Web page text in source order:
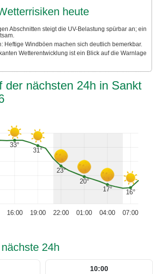
heute
Abschnitten steigt die UV-Belastung spürbar an; ein
Heftige Windböen machen sich deutlich bemerkbar.
Wetterentwicklung ist ein Blick auf die Warnlage
der nächsten 24h in Sankt
33°
31°
23°
20°
17° 16°
16:00 19:00 22:00 01:00 04:00 07:00
24h
10:00